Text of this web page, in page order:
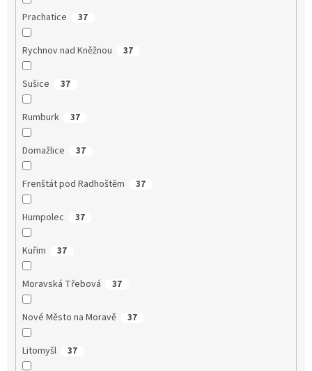
Prachatice 37
Rychnov nad Kněžnou 37
Sušice 37
Rumburk 37
Domažlice 37
Frenštát pod Radhoštěm 37
Humpolec 37
Kuřim 37
Moravská Třebová 37
Nové Město na Moravě 37
Litomyšl 37